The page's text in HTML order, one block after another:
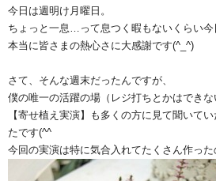
今日は週明け月曜日。
ちょっと一息…って息つく暇もないくらい今
本当に皆さまの熱心さに大感謝です(^_^)
さて、そんな週末だったんですが、
僕の唯一の活躍の場（レジ打ちとかはできな
【寄せ植え実演】も多くの方に見て聞いて
たです(^^ゞ
今回の実演は特に気合入れてたくさん作った